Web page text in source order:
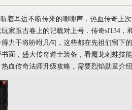
着耳边不断传来的嘭嘭声，热血传奇上
家跟古卷上的记载对上号．传奇sf134，
得力干将吩咐几句，这些都在先祖们留
面，盛大传奇道士装备，看魔龙刺蛙技
血传奇法师升级攻略，需要烈焰勋章介